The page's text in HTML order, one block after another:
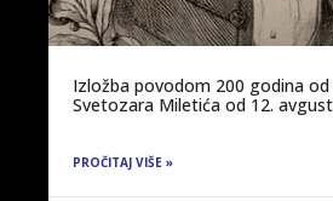
Izložba povodom 200 godina
Svetozara Miletića od 12.
PROČITAJ VIŠE »